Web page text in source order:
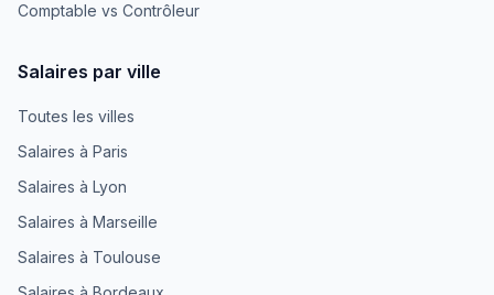
Comptable vs Contrôleur
Salaires par ville
Toutes les villes
Salaires à Paris
Salaires à Lyon
Salaires à Marseille
Salaires à Toulouse